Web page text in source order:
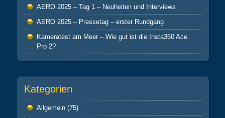
AERO 2025 – Tag 1 – Neuheiten und Interviews
AERO 2025 – Pressetag – erster Rundgang
Kameratest am Meer – Wie gut ist die Insta360 Ace
Pro 2?
Kategorien
Allgemein(75)